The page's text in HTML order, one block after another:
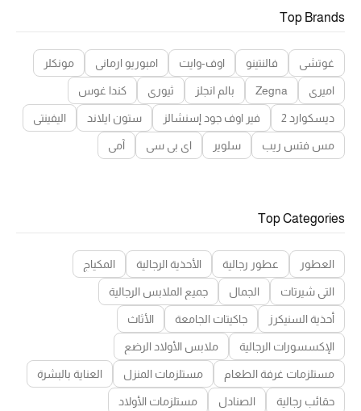
Top Brands
غوتشي فالنتينو اوف-وايت امبوريو ارماني مونكلر
اميري Zegna بالم انجلز ثيوري كندا غوس
ديسكوارد 2 فير اوف جود إسنشالز ستون ايلاند اليفينتي
مس فتس ريب سلوير اي بي سي آمي
Top Categories
العطور عطور رجالية الأحذية الرجالية المكياج
التي شيرتات الجمال جميع الملابس الرجالية
أحذية السنيكرز جاكيتات الجامعة الأثاث
الإكسسورات الرجالية ملابس الأولاد الرضع
مستلزمات غرفة الطعام مستلزمات المنزل العناية بالبشرة
حقائب رجالية الصنادل مستلزمات الأولاد